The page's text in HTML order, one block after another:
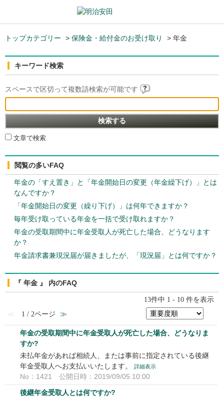
トップカテゴリー > 保険金・給付金のお受け取り > 年金
キーワード検索
スペースで区切って複数語検索が可能です
文章で検索
閲覧の多いFAQ
年金の「すえ置き」と「年金開始日の変更（年金繰下げ）」とは
なんですか？
「年金開始日の変更（繰り下げ）」は何年できますか？
毎年受け取っている年金を一括で受け取れますか？
年金の受取期間中に年金受取人が死亡した場合、どうなります
か？
年金請求書兼現況届が届きましたが、「現況届」とは何ですか？
『 年金 』 内のFAQ
13件中 1 - 10 件を表示
≪
1 / 2ページ ≫
年金の受取期間中に年金受取人が死亡した場合、どうなりま
すか?
未払年金があれば相続人、または事前に指定されている後継
年金受取人へお支払いいたします。
詳細表示
No：1421
公開日時：2019/09/05 10:00
後継年金受取人とは何ですか?